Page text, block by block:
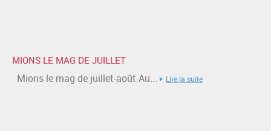
MIONS LE MAG DE JUILLET
Mions le mag de juillet-août Au... Lire la suite